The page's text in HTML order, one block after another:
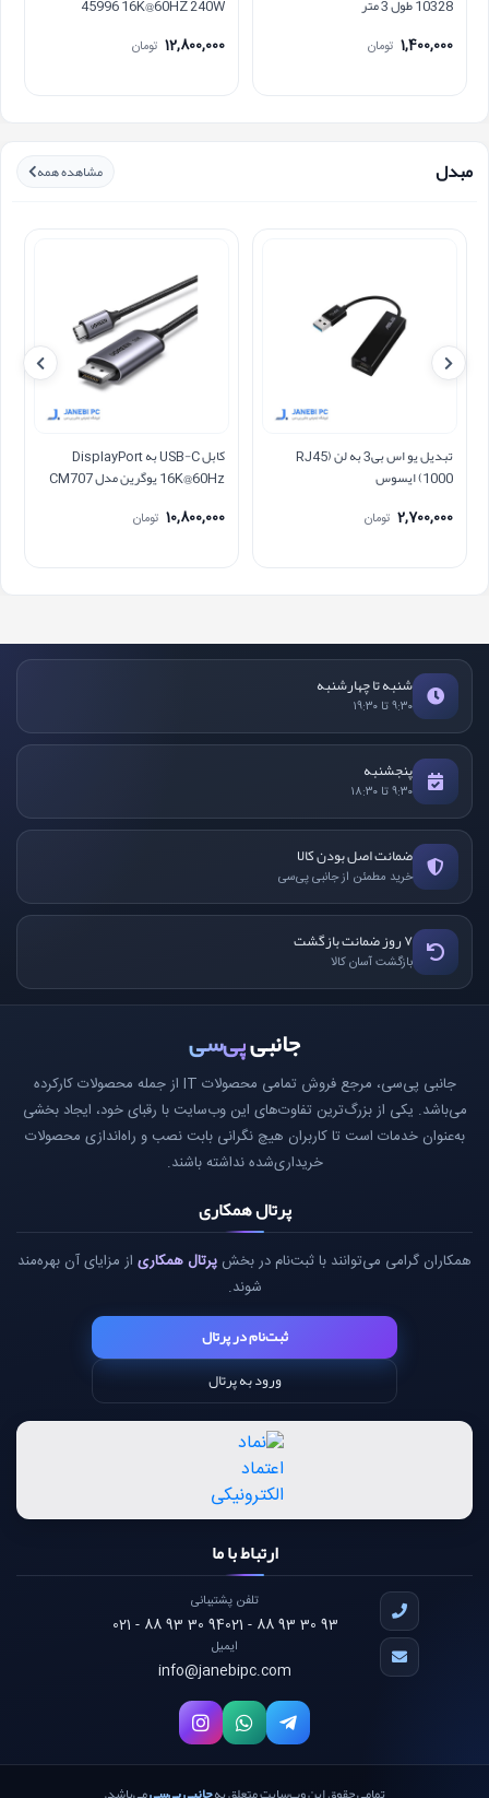
45996 16K@60HZ 240W
12,800,000 تومان
10328 طول 3 متر
1,400,000 تومان
مبدل مشاهده همه
کابل USB-C به DisplayPort
16K@60Hz یوگرین مدل CM707
10,800,000 تومان
تبدیل یو اس بی3 به لن RJ45)
1000) ایسوس
2,700,000 تومان
شنبه تا چهارشنبه
۹:۳۰ تا ۱۹:۳۰
پنجشنبه
۹:۳۰ تا ۱۸:۳۰
ضمانت اصل بودن کالا
خرید مطمئن از جانبی پی‌سی
۷ روز ضمانت بازگشت
بازگشت آسان کالا
جانبیپی‌سی
جانبی پی‌سی، مرجع فروش تمامی محصولات IT از جمله محصولات کارکرده
می‌باشد. یکی از بزرگ‌ترین تفاوت‌های این وب‌سایت با رقبای خود، ایجاد بخشی
به‌عنوان خدمات است تا کاربران هیچ نگرانی بابت نصب و راه‌اندازی محصولات
خریداری‌شده نداشته باشند.
پرتال همکاری
همکاران گرامی می‌توانند با ثبت‌نام در بخش پرتال همکاری از مزایای آن بهره‌مند
شوند.
ثبت‌نام در پرتال
ورود به پرتال
ارتباط با ما
تلفن پشتیبانی
021 - 88 93 30 93
021 - 88 93 30 94
ایمیل
info@janebipc.com